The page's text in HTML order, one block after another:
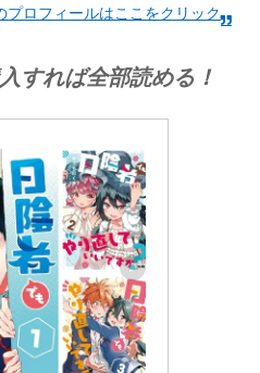
プロフィールはここをクリック
すれば全部読める！